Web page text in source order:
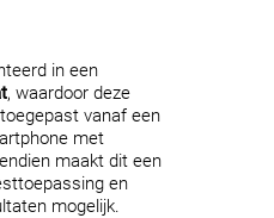
in een
, waardoor deze
vanaf een
met
maakt dit een
en
mogelijk.